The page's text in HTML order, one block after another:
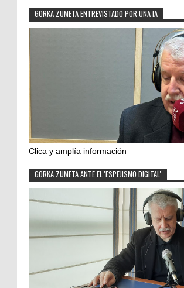
GORKA ZUMETA ENTREVISTADO POR UNA IA
Clica y amplía información
GORKA ZUMETA ANTE EL 'ESPEJISMO DIGITAL'